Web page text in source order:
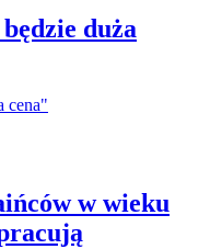
duża
w wieku